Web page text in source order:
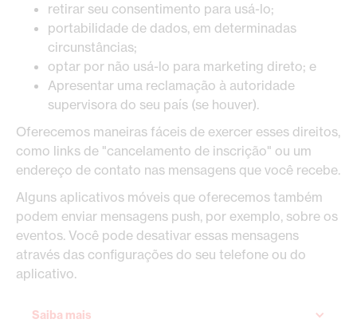
retirar seu consentimento para usá-lo;
portabilidade de dados, em determinadas
circunstâncias;
optar por não usá-lo para marketing direto; e
Apresentar uma reclamação à autoridade
supervisora do seu país (se houver).
Oferecemos maneiras fáceis de exercer esses direitos,
como links de "cancelamento de inscrição" ou um
endereço de contato nas mensagens que você recebe.
Alguns aplicativos móveis que oferecemos também
podem enviar mensagens push, por exemplo, sobre os
eventos. Você pode desativar essas mensagens
através das configurações do seu telefone ou do
aplicativo.
Saiba mais